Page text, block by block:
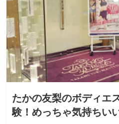
たかの友梨のボディエ
験！めっちゃ気持ちい